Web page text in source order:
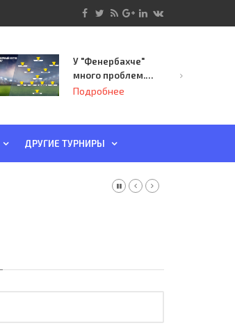
У "Фенербахче"
много проблем.
Но он опасен для
Подробнее
ДРУГИЕ ТУРНИРЫ